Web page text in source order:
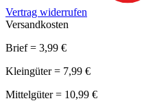
Vertrag widerrufen
Versandkosten
Brief = 3,99 €
Kleingüter = 7,99 €
Mittelgüter = 10,99 €